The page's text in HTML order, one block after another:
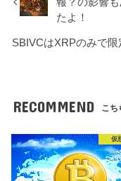
報？の影響
たよ！
SBIVCはXRPのみで
RECOMMEND こち
仮